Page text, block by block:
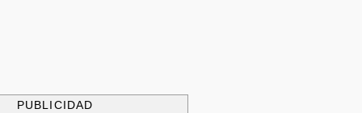
PUBLICIDAD